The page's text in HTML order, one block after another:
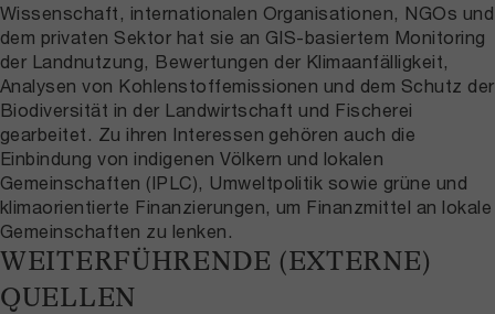
Wissenschaft, internationalen Organisationen, NGOs und
dem privaten Sektor hat sie an GIS-basiertem Monitoring
der Landnutzung, Bewertungen der Klimaanfälligkeit,
Analysen von Kohlenstoffemissionen und dem Schutz der
Biodiversität in der Landwirtschaft und Fischerei
gearbeitet. Zu ihren Interessen gehören auch die
Einbindung von indigenen Völkern und lokalen
Gemeinschaften (IPLC), Umweltpolitik sowie grüne und
klimaorientierte Finanzierungen, um Finanzmittel an lokale
Gemeinschaften zu lenken.
WEITERFÜHRENDE (EXTERNE)
QUELLEN